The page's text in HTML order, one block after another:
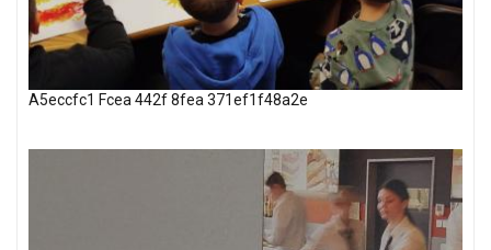
A5eccfc1 Fcea 442f 8fea 371ef1f48a2e